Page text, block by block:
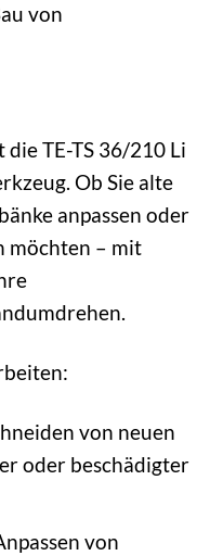
von
TE-TS 36/210 Li
Ob Sie alte
anpassen oder
möchten – mit
von neuen
oder beschädigter
von